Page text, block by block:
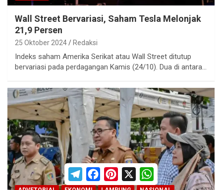
Wall Street Bervariasi, Saham Tesla Melonjak
21,9 Persen
25 Oktober 2024 Redaksi
Indeks saham Amerika Serikat atau Wall Street ditutup
bervariasi pada perdagangan Kamis (24/10). Dua di antara…
T
l
c
P
n
X
W
a